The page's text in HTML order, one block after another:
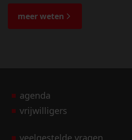
de bijzondere verhalen.
meer weten
agenda
vrijwilligers